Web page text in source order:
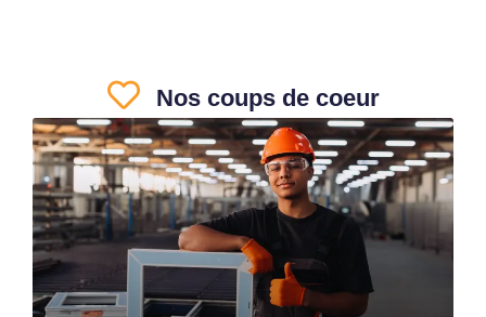
Nos coups de coeur